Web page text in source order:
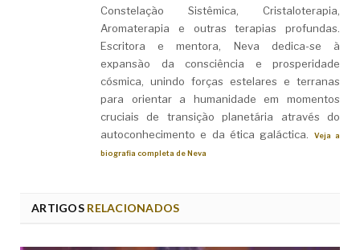
Constelação Sistêmica, Cristaloterapia,
Aromaterapia e outras terapias profundas.
Escritora e mentora, Neva dedica-se à
expansão da consciência e prosperidade
cósmica, unindo forças estelares e terranas
para orientar a humanidade em momentos
cruciais de transição planetária através do
autoconhecimento e da ética galáctica.
Veja a
biografia completa de Neva
ARTIGOSRELACIONADOS